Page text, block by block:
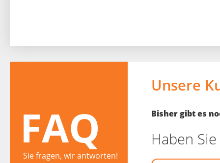
FAQ
Sie fragen, wir antworten!
Unsere
Bisher gibt es
Haben